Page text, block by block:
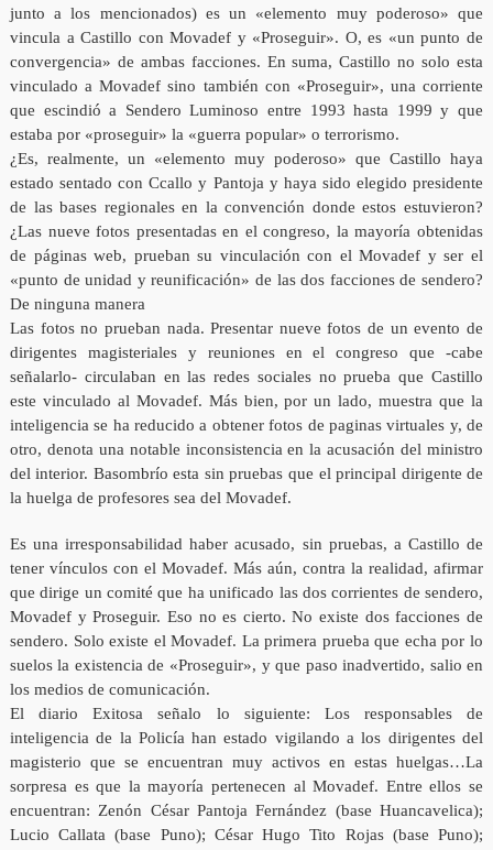
junto a los mencionados) es un «elemento muy poderoso» que
vincula a Castillo con Movadef y «Proseguir». O, es «un punto de
convergencia» de ambas facciones. En suma, Castillo no solo esta
vinculado a Movadef sino también con «Proseguir», una corriente
que escindió a Sendero Luminoso entre 1993 hasta 1999 y que
estaba por «proseguir» la «guerra popular» o terrorismo.
¿Es, realmente, un «elemento muy poderoso» que Castillo haya
estado sentado con Ccallo y Pantoja y haya sido elegido presidente
de las bases regionales en la convención donde estos estuvieron?
¿Las nueve fotos presentadas en el congreso, la mayoría obtenidas
de páginas web, prueban su vinculación con el Movadef y ser el
«punto de unidad y reunificación» de las dos facciones de sendero?
De ninguna manera
Las fotos no prueban nada. Presentar nueve fotos de un evento de
dirigentes magisteriales y reuniones en el congreso que -cabe
señalarlo- circulaban en las redes sociales no prueba que Castillo
este vinculado al Movadef. Más bien, por un lado, muestra que la
inteligencia se ha reducido a obtener fotos de paginas virtuales y, de
otro, denota una notable inconsistencia en la acusación del ministro
del interior. Basombrío esta sin pruebas que el principal dirigente de
la huelga de profesores sea del Movadef.
Es una irresponsabilidad haber acusado, sin pruebas, a Castillo de
tener vínculos con el Movadef. Más aún, contra la realidad, afirmar
que dirige un comité que ha unificado las dos corrientes de sendero,
Movadef y Proseguir. Eso no es cierto. No existe dos facciones de
sendero. Solo existe el Movadef. La primera prueba que echa por lo
suelos la existencia de «Proseguir», y que paso inadvertido, salio en
los medios de comunicación.
El diario Exitosa señalo lo siguiente: Los responsables de
inteligencia de la Policía han estado vigilando a los dirigentes del
magisterio que se encuentran muy activos en estas huelgas…La
sorpresa es que la mayoría pertenecen al Movadef. Entre ellos se
encuentran: Zenón César Pantoja Fernández (base Huancavelica);
Lucio Callata (base Puno); César Hugo Tito Rojas (base Puno);